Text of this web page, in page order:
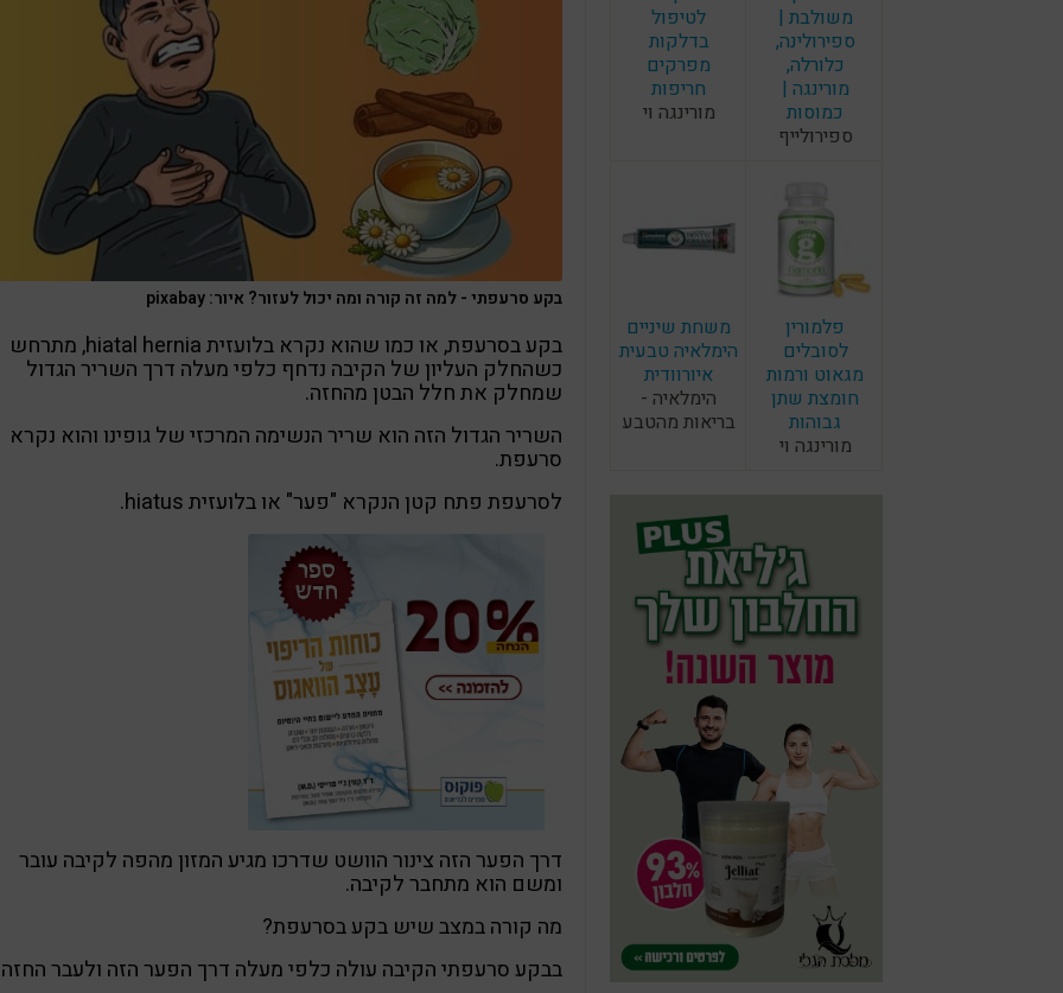
משולבת |
ספירולינה,
כלורלה,
מורינגה |
כמוסות
ספירולייף
לטיפול
בדלקות
מפרקים
חריפות
מורינגה וי
פלמורין
לסובלים
מגאוט ורמות
חומצת שתן
גבוהות
מורינגה וי
משחת שיניים
הימלאיה טבעית
איורוודית
הימלאיה -
בריאות מהטבע
בקע סרעפתי - למה זה קורה ומה יכול לעזור? איור: pixabay
בקע בסרעפת, או כמו שהוא נקרא בלועזית hiatal hernia, מתרחש
כשהחלק העליון של הקיבה נדחף כלפי מעלה דרך השריר הגדול
שמחלק את חלל הבטן מהחזה.
השריר הגדול הזה הוא שריר הנשימה המרכזי של גופינו והוא נקרא
סרעפת.
לסרעפת פתח קטן הנקרא "פער" או בלועזית hiatus.
דרך הפער הזה צינור הוושט שדרכו מגיע המזון מהפה לקיבה עובר
ומשם הוא מתחבר לקיבה.
מה קורה במצב שיש בקע בסרעפת?
בבקע סרעפתי הקיבה עולה כלפי מעלה דרך הפער הזה ולעבר